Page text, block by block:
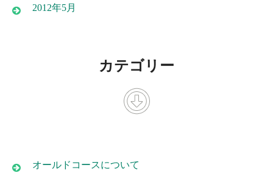
2012年5月
カテゴリー
オールドコースについて